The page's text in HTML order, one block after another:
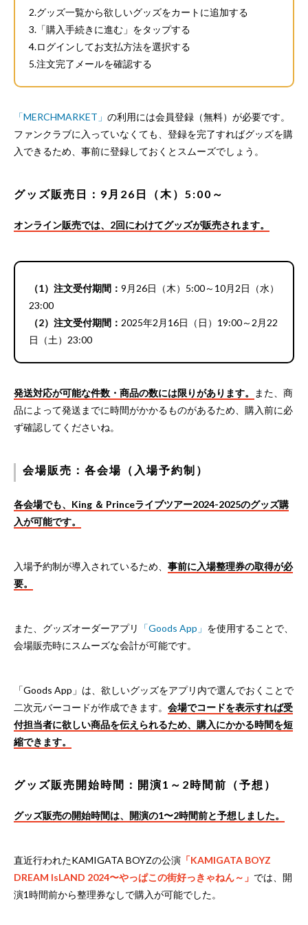
2.グッズ一覧から欲しいグッズをカートに追加する
3.「購入手続きに進む」をタップする
4.ログインしてお支払方法を選択する
5.注文完了メールを確認する
「MERCHMARKET」 の利用には会員登録（無料）が必要です。
ファンクラブに入っていなくても、登録を完了すればグッズを購
入できるため、事前に登録しておくとスムーズでしょう。
グッズ販売日：9月26日（木）5:00～
オンライン販売では、2回にわけてグッズが販売されます。
（1）注文受付期間： 9月26日（木）5:00～10月2日（水）
23:00
（2）注文受付期間： 2025年2月16日（日）19:00～2月22
日（土）23:00
発送対応が可能な件数・商品の数には限りがあります。
また、商
品によって発送までに時間がかかるものがあるため、購入前に必
ず確認してくださいね。
会場販売：各会場（入場予約制）
各会場でも、King ＆ Princeライブツアー2024-2025のグッズ購
入が可能です。
入場予約制が導入されているため、 事前に入場整理券の取得が必
要。
また、グッズオーダーアプリ 「Goods App」 を使用することで、
会場販売時にスムーズな会計が可能です。
「Goods App」は、欲しいグッズをアプリ内で選んでおくことで
二次元バーコードが作成できます。 会場でコードを表示すれば受
付担当者に欲しい商品を伝えられるため、購入にかかる時間を短
縮できます。
グッズ販売開始時間：開演1～2時間前（予想）
グッズ販売の開始時間は、開演の1〜2時間前と予想しました。
直近行われたKAMIGATA BOYZの公演 「KAMIGATA BOYZ
DREAM IsLAND 2024〜やっぱこの街好っきゃねん～」 では、開
演1時間前から整理券なしで購入が可能でした。